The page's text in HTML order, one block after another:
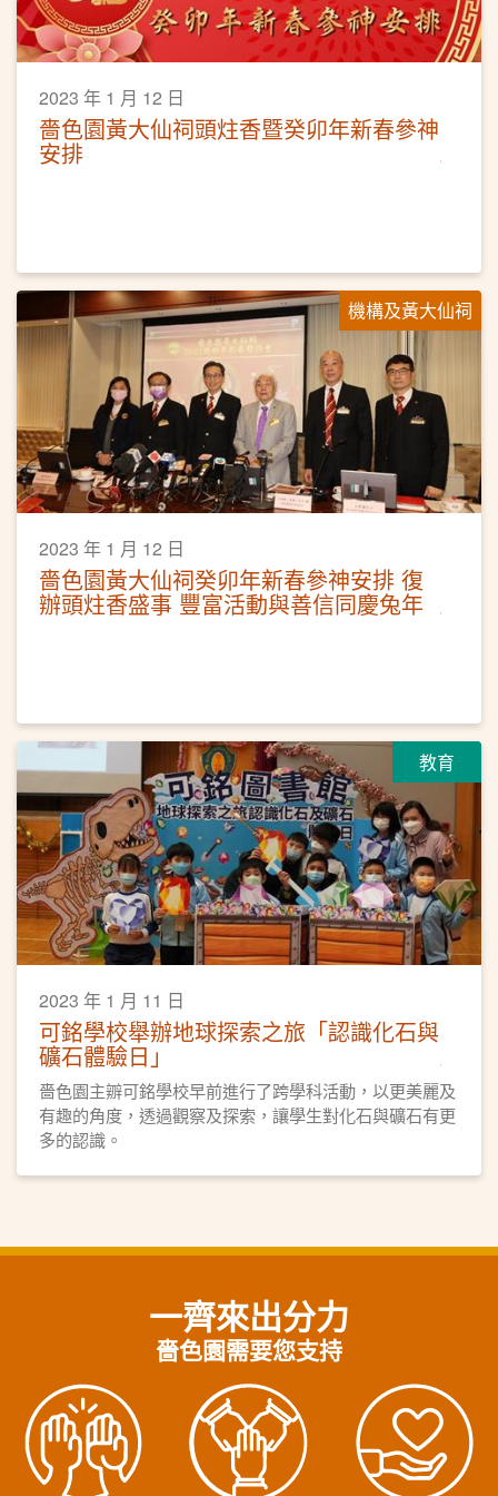
2023 年 1 月 12 日
嗇色園黃大仙祠頭炷香暨癸卯年新春參神
安排
機構及黃大仙祠
2023 年 1 月 12 日
嗇色園黃大仙祠癸卯年新春參神安排 復
辦頭炷香盛事 豐富活動與善信同慶兔年
教育
2023 年 1 月 11 日
可銘學校舉辦地球探索之旅「認識化石與
礦石體驗日」
嗇色園主辧可銘學校早前進行了跨學科活動，以更美麗及
有趣的角度，透過觀察及探索，讓學生對化石與礦石有更
多的認識。
一齊來出分力
嗇色園需要您支持